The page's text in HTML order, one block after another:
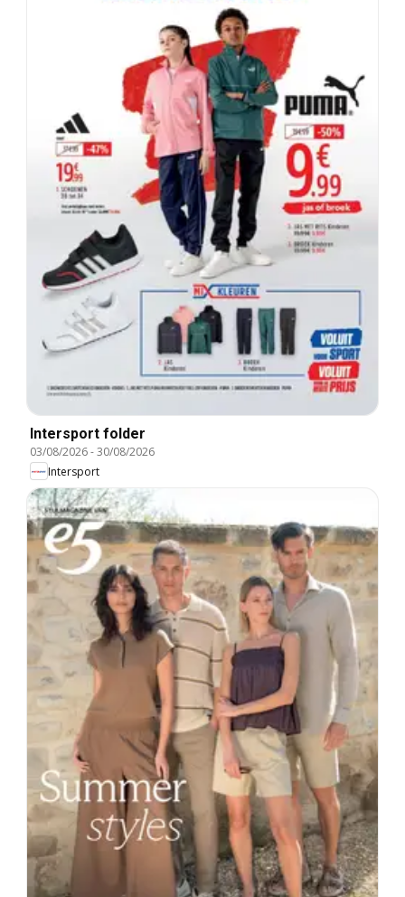
Intersport folder
03/08/2026-30/08/2026
Intersport